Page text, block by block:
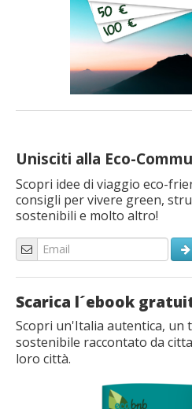
Unisciti alla Eco-
Scopri idee di viaggio eco-
consigli per vivere green,
sostenibili e molto altro!
Scarica l´ebook
Scopri un'Italia autentica, un
sostenibile raccontato da
loro città.